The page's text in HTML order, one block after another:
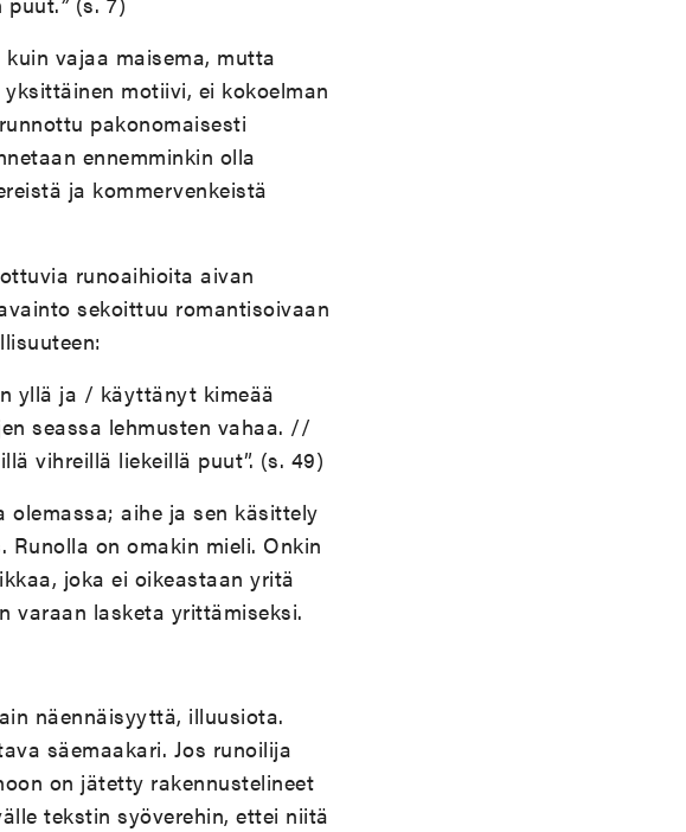
vajaa maisema, mutta
motiivi, ei kokoelman
pakonomaisesti
ennemminkin olla
ja kommervenkeistä
runoaihioita aivan
sekoittuu romantisoivaan
yllä ja / käyttänyt kimeää
seassa lehmusten vahaa. //
vihreillä liekeillä puut”. (s. 49)
olemassa; aihe ja sen käsittely
on omakin mieli. Onkin
joka ei oikeastaan yritä
varaan lasketa yrittämiseksi.
näennäisyyttä, illuusiota.
säemaakari. Jos runoilija
on jätetty rakennustelineet
tekstin syöverehin, ettei niitä